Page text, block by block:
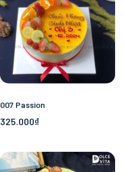
007 Passion
325.000₫